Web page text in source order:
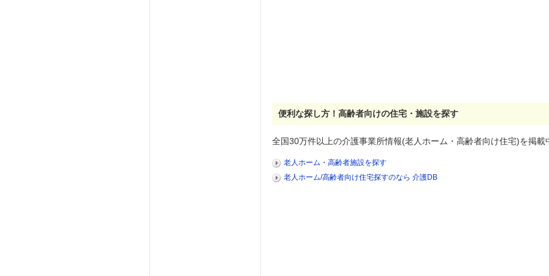
便利な探し方！高齢者向けの住宅・施設を探す
全国30万件以上の介護事業所情報(老人ホーム・高齢者向け住宅)を掲載
老人ホーム・高齢者施設を探す
老人ホーム/高齢者向け住宅探すのなら 介護DB